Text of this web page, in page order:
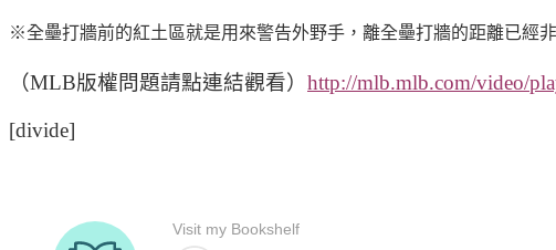
※全壘打牆前的紅土區就是用來警告外野手，離全壘打牆的距離已經
（MLB版權問題請點連結觀看） http://mlb.mlb.com/video/
[divide]